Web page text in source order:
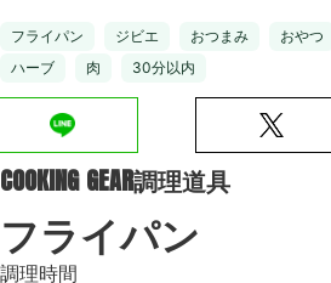
フライパン ジビエ おつまみ おやつ
ハーブ
肉 30分以内
COOKING GEAR調理道具
フライパン
調理時間